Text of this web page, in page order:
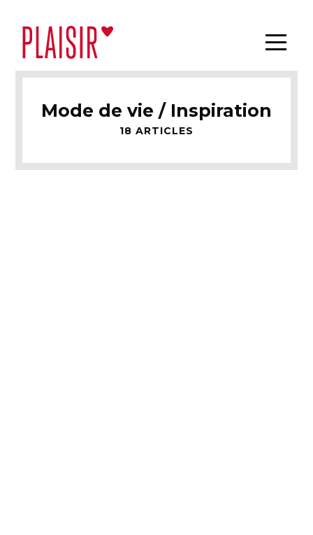
Mode de vie / Inspiration
18 ARTICLES